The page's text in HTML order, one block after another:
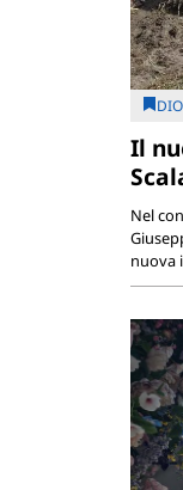
Il
Nel
nuova